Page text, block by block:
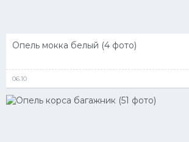
Опель мокка белый (4 фото)
06.10